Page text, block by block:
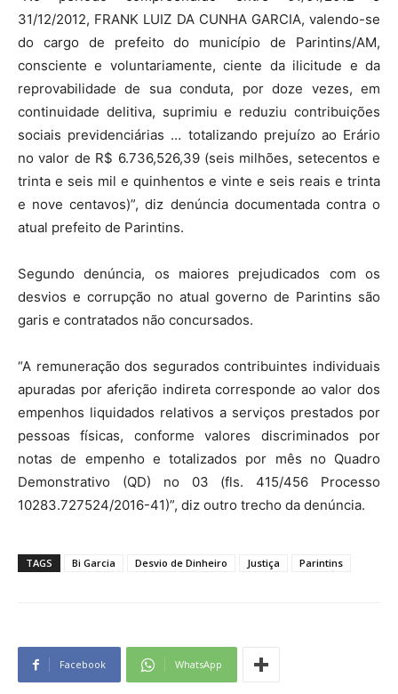
31/12/2012, FRANK LUIZ DA CUNHA GARCIA, valendo-se
do cargo de prefeito do município de Parintins/AM,
consciente e voluntariamente, ciente da ilicitude e da
reprovabilidade de sua conduta, por doze vezes, em
continuidade delitiva, suprimiu e reduziu contribuições
sociais previdenciárias … totalizando prejuízo ao Erário
no valor de R$ 6.736,526,39 (seis milhões, setecentos e
trinta e seis mil e quinhentos e vinte e seis reais e trinta
e nove centavos)”, diz denúncia documentada contra o
atual prefeito de Parintins.
Segundo denúncia, os maiores prejudicados com os
desvios e corrupção no atual governo de Parintins são
garis e contratados não concursados.
“A remuneração dos segurados contribuintes individuais
apuradas por aferição indireta corresponde ao valor dos
empenhos liquidados relativos a serviços prestados por
pessoas físicas, conforme valores discriminados por
notas de empenho e totalizados por mês no Quadro
Demonstrativo (QD) no 03 (fls. 415/456 Processo
10283.727524/2016-41)”, diz outro trecho da denúncia.
TAGS Bi Garcia Desvio de Dinheiro Justiça Parintins
Facebook WhatsApp